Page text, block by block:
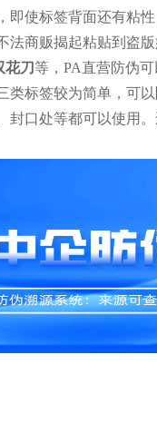
即使标签背面还有粘
商贩揭起粘贴到盗版
花刀 等，PA直营防伪
类标签较为简单，可以
口处等都可以使用